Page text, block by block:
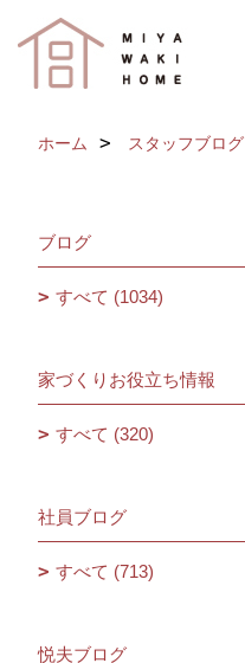
ホーム スタッフブログ
ブログ
すべて (1034)
家づくりお役立ち情報
すべて (320)
社員ブログ
すべて (713)
悦夫ブログ